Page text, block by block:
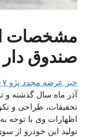
صندوق دار
خبر عرضه مجدد پژو ۲۰۷ صندوق دار
آذر ماه سال گذشته
تحقیقات، طراحی و
اظهارات وی با توجه
تولید این خودرو از